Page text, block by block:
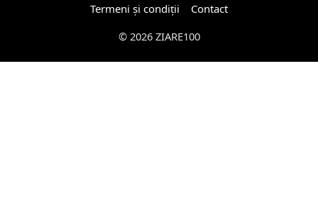
Termeni și condiții
Contact
© 2026 ZIARE100